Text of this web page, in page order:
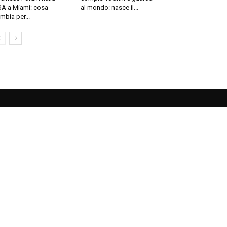
a Miami: cosa
per...
al mondo: nasce il...